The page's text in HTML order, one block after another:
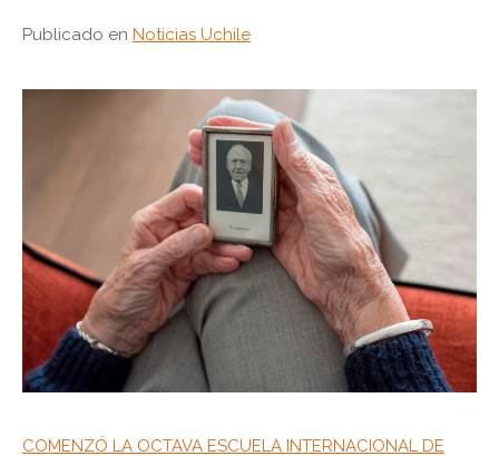
Publicado en Noticias Uchile
COMENZÓ LA OCTAVA ESCUELA INTERNACIONAL DE